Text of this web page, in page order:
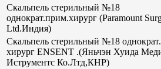
Скальпель стерильный №18
однократ.прим.хирург (Paramount
Ltd.Индия)
Скальпель стерильный №18
хирург ENSENT .(Яньчэн Хуида
Иструментс Ко.Лтд,КНР)